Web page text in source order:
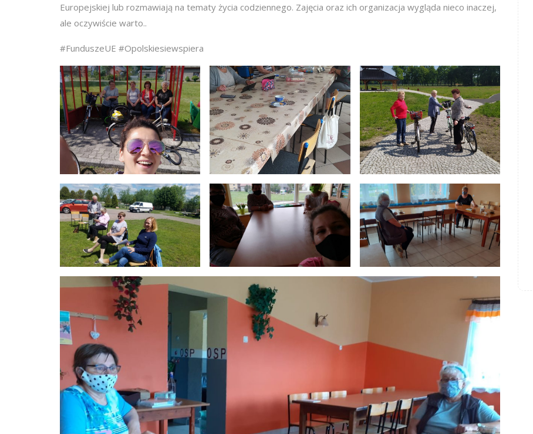
Europejskiej lub rozmawiają na tematy życia codziennego. Zajęcia oraz ich organizacja wygląda nieco inaczej,
ale oczywiście warto..
#FunduszeUE #Opolskiesiewspiera